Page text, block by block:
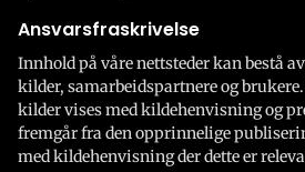
Ansvarsfraskrivelse
Innhold på våre nettsteder kan bestå
kilder, samarbeidspartnere og
kilder vises med kildehenvisning og
fremgår fra den opprinnelige
med kildehenvisning der dette er